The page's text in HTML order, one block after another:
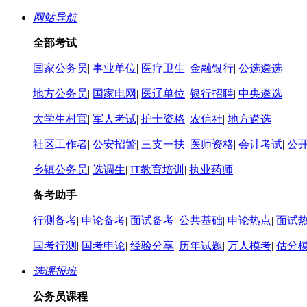
网站导航
全部考试
国家公务员| 事业单位| 医疗卫生| 金融银行| 公选遴选
地方公务员| 国家电网 | 医辽单位| 银行招聘| 中央遴选
大学生村官| 军人考试| 护士资格| 农信社| 地方遴选
社区工作者| 公安招警| 三支一扶| 医师资格| 会计考试| 公
乡镇公务员| 选调生| IT教育培训 | 执业药师
备考助手
行测备考| 申论备考| 面试备考| 公共基础| 申论热点| 面试
国考行测 | 国考申论| 经验分享| 历年试题| 万人模考| 估分
选课报班
公务员课程